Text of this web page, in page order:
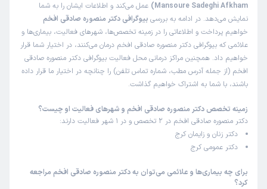
Mansoure Sadeghi Afkham)
عمل می‌کند و اطلاعات ایشان را به شما
نمایش می‌دهد. در ادامه به بررسی بیوگرافی دکتر منصوره صادقی افخم
خواهیم پرداخت و اطلاعاتی را در زمینه تخصص‌ها، شهرهای فعالیت، بیماری‌ها و
علائمی که بیوگرافی دکتر منصوره صادقی افخم درمان می‌کنند، در اختیار شما قرار
خواهیم داد. همچنین مراکز درمانی محل فعالیت بیوگرافی دکتر منصوره صادقی
افخم (از جمله آدرس مطب، شماره تماس تلفن) را چنانچه در اختیار ما قرار داده
باشند، با شما به اشتراک خواهیم گذاشت.
زمینه تخصص دکتر منصوره صادقی افخم و شهرهای فعالیت او چیست؟
دکتر منصوره صادقی افخم در 2 تخصص و در 1 شهر فعالیت دارند:
دکتر زنان و زایمان کرج
دکتر عمومی کرج
برای چه بیماری‌ها و علائمی می‌توان به دکتر منصوره صادقی افخم مراجعه
کرد؟